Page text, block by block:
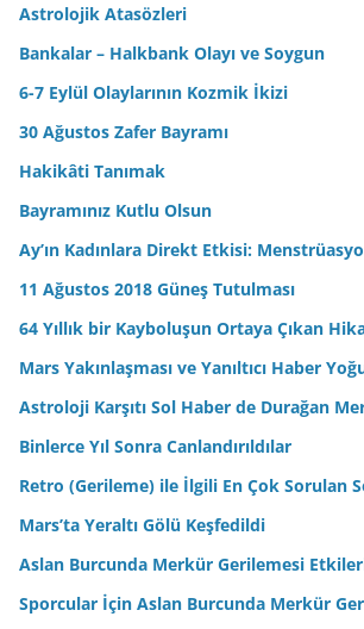
Astrolojik Atasözleri
Bankalar – Halkbank Olayı ve Soygun
6-7 Eylül Olaylarının Kozmik İkizi
30 Ağustos Zafer Bayramı
Hakikâti Tanımak
Bayramınız Kutlu Olsun
Ay’ın Kadınlara Direkt Etkisi:
11 Ağustos 2018 Güneş Tutulması
64 Yıllık bir Kayboluşun Ortaya Çıkan
Mars Yakınlaşması ve Yanıltıcı Haber
Astroloji Karşıtı Sol Haber de Durağan
Binlerce Yıl Sonra Canlandırıldılar
Retro (Gerileme) ile İlgili En Çok Sorulan
Mars’ta Yeraltı Gölü Keşfedildi
Aslan Burcunda Merkür Gerilemesi
Sporcular İçin Aslan Burcunda Merkür